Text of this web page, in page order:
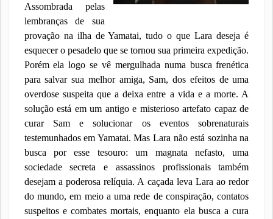
Assombrada pelas
lembranças de sua
provação na ilha de Yamatai, tudo o que Lara deseja é
esquecer o pesadelo que se tornou sua primeira expedição.
Porém ela logo se vê mergulhada numa busca frenética
para salvar sua melhor amiga, Sam, dos efeitos de uma
overdose suspeita que a deixa entre a vida e a morte. A
solução está em um antigo e misterioso artefato capaz de
curar Sam e solucionar os eventos sobrenaturais
testemunhados em Yamatai. Mas Lara não está sozinha na
busca por esse tesouro: um magnata nefasto, uma
sociedade secreta e assassinos profissionais também
desejam a poderosa relíquia. A caçada leva Lara ao redor
do mundo, em meio a uma rede de conspiração, contatos
suspeitos e combates mortais, enquanto ela busca a cura